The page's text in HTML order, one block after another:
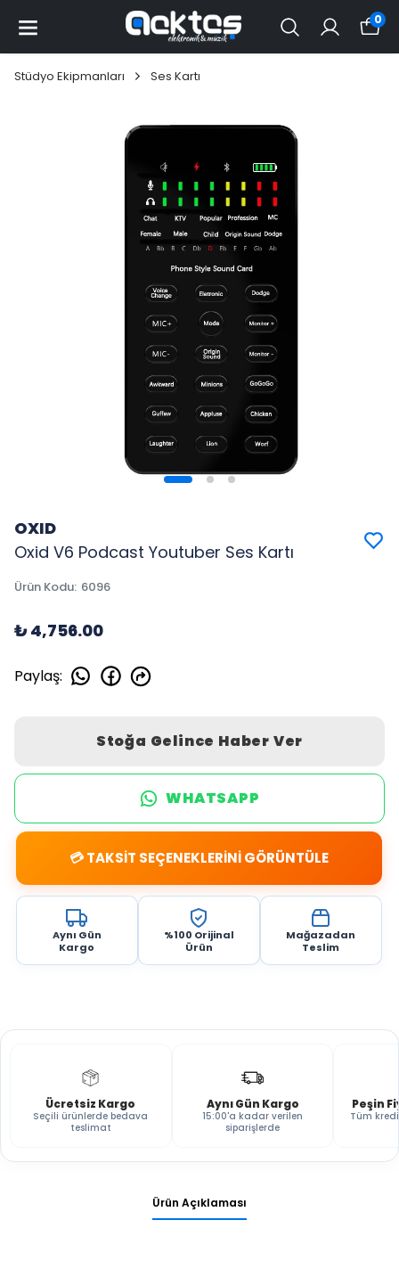
0
Stüdyo Ekipmanları Ses Kartı
OXID
Oxid V6 Podcast Youtuber Ses Kartı
Ürün Kodu: 6096
₺ 4,756.00
Paylaş:
Stoğa Gelince Haber Ver
WHATSAPP
💳 TAKSİT SEÇENEKLERİNİ GÖRÜNTÜLE
Aynı Gün
Kargo
%100 Orijinal
Ürün
Mağazadan
Teslim
Ücretsiz Kargo
Seçili ürünlerde bedava
teslimat
Aynı Gün Kargo
15:00'a kadar verilen
siparişlerde
Peşin
Tüm
Ürün Açıklaması